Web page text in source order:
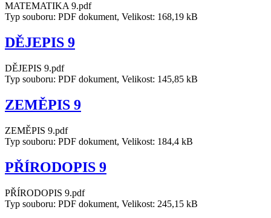
MATEMATIKA 9.pdf
Typ souboru: PDF dokument, Velikost: 168,19 kB
DĚJEPIS 9
DĚJEPIS 9.pdf
Typ souboru: PDF dokument, Velikost: 145,85 kB
ZEMĚPIS 9
ZEMĚPIS 9.pdf
Typ souboru: PDF dokument, Velikost: 184,4 kB
PŘÍRODOPIS 9
PŘÍRODOPIS 9.pdf
Typ souboru: PDF dokument, Velikost: 245,15 kB